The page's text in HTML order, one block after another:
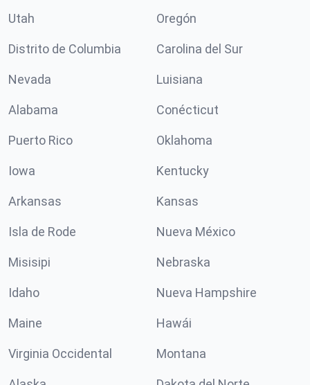
Utah Oregón
Distrito de Columbia Carolina del Sur
Nevada Luisiana
Alabama Conécticut
Puerto Rico Oklahoma
Iowa Kentucky
Arkansas Kansas
Isla de Rode Nueva México
Misisipi Nebraska
Idaho Nueva Hampshire
Maine Hawái
Virginia Occidental Montana